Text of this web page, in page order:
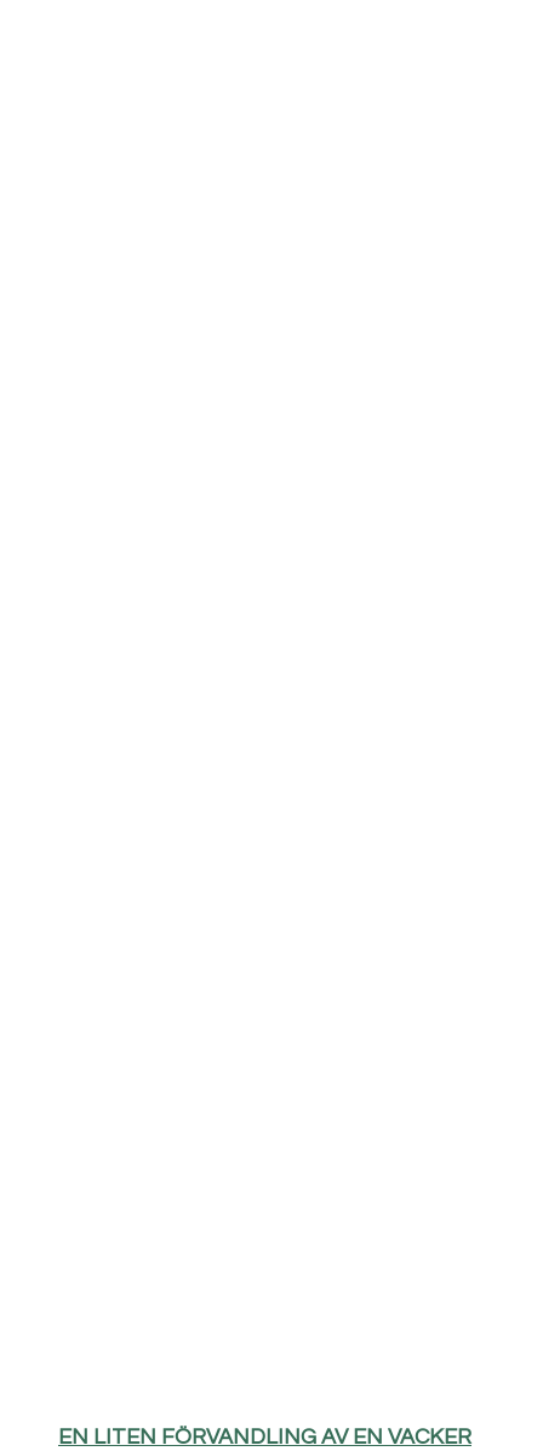
EN LITEN FÖRVANDLING AV EN VACKER